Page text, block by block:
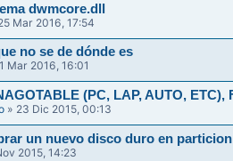
dwmcore.dll
Mar 2016, 17:54
no se de dónde es
Mar 2016, 16:01
(PC, LAP, AUTO,
» 23 Dic 2015, 00:13
un nuevo disco duro en particion
2015, 14:23